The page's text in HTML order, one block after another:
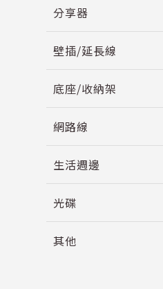
分享器
壁插/延長線
底座/收納架
網路線
生活週邊
光碟
其他